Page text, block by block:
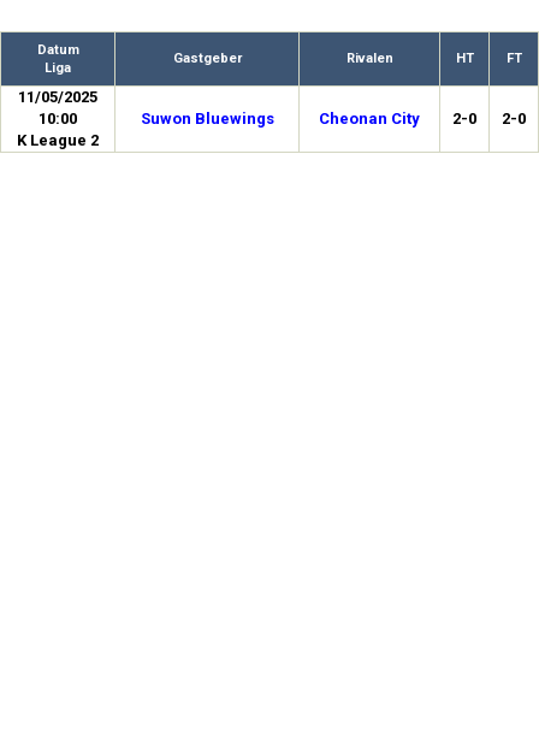
Datum
Liga
Gastgeber Rivalen HT FT
11/05/2025
10:00
K League 2
Suwon Bluewings Cheonan City 2-0 2-0